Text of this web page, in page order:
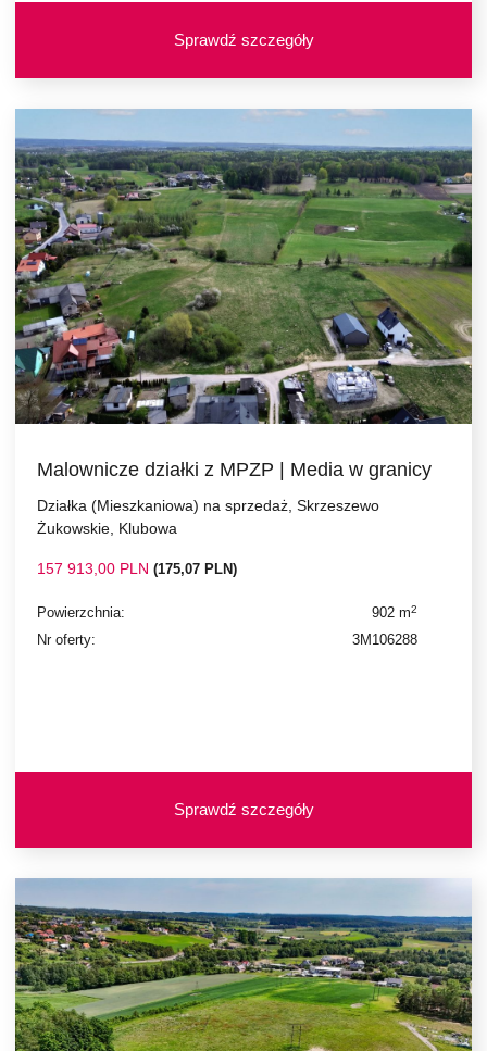
Sprawdź szczegóły
Malownicze działki z MPZP | Media w granicy
Działka (Mieszkaniowa) na sprzedaż, Skrzeszewo
Żukowskie, Klubowa
157 913,00 PLN (175,07 PLN)
Powierzchnia: 902 m2
Nr oferty: 3M106288
Sprawdź szczegóły